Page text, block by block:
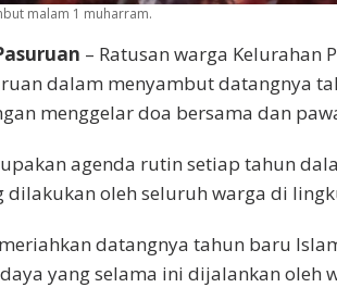
malam 1 muharram.
– Ratusan warga Kelurahan
dalam menyambut datangnya
menggelar doa bersama dan
agenda rutin setiap tahun
dilakukan oleh seluruh warga di
datangnya tahun baru
yang selama ini dijalankan oleh